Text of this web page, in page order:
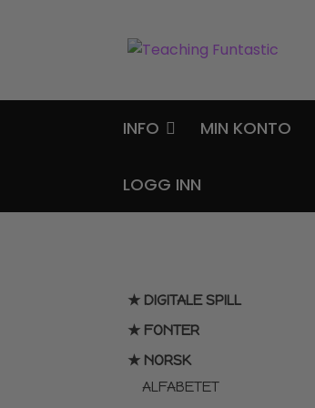
Hopp
Hopp
INFO MIN KONTO
LOGG INN
★ DIGITALE SPILL
★ FONTER
★ NORSK
ALFABETET